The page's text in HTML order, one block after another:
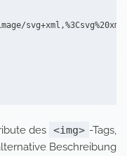
des <img> -Tags,
Beschreibung